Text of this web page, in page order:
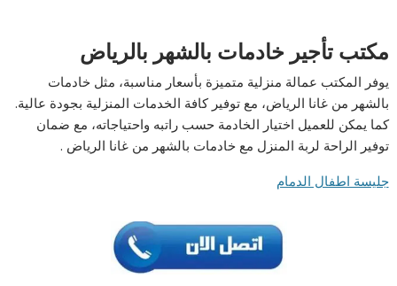
مكتب تأجير خادمات بالشهر بالرياض
يوفر المكتب عمالة منزلية متميزة بأسعار مناسبة، مثل خادمات
بالشهر من غانا الرياض، مع توفير كافة الخدمات المنزلية بجودة عالية.
كما يمكن للعميل اختيار الخادمة حسب راتبه واحتياجاته، مع ضمان
توفير الراحة لربة المنزل مع خادمات بالشهر من غانا الرياض .
جليسة اطفال الدمام